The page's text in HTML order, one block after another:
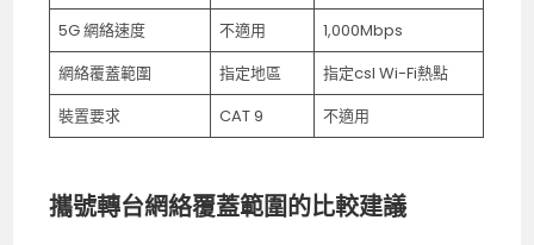
5G 網絡速度
不適用
1,000Mbps
網絡覆蓋範圍
指定地區
指定csl Wi-Fi熱點
裝置要求
CAT 9 不適用
攜號轉台網絡覆蓋範圍的比較建議